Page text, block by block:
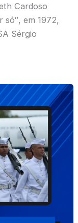
Cardoso
só″, em 1972,
Sérgio